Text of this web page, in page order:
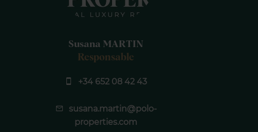
Susana MARTIN
Responsable
+34 652 08 42 43
susana.martin@polo-
properties.com